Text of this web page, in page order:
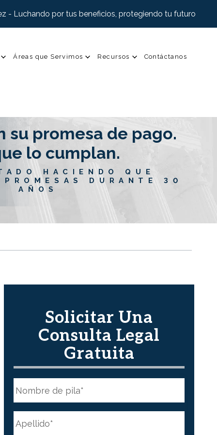
- Luchando por tus beneficios, protegiendo tu futuro
Áreas que Servimos Recursos Contáctanos
su promesa de pago.
lo cumplan.
HACIENDO QUE
DURANTE 30
AÑOS
Solicitar Una
Consulta Legal
Gratuita
o
m
b
r
*
a
m